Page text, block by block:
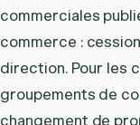
commerciales
commerce :
direction. Pour les
groupements de
changement de